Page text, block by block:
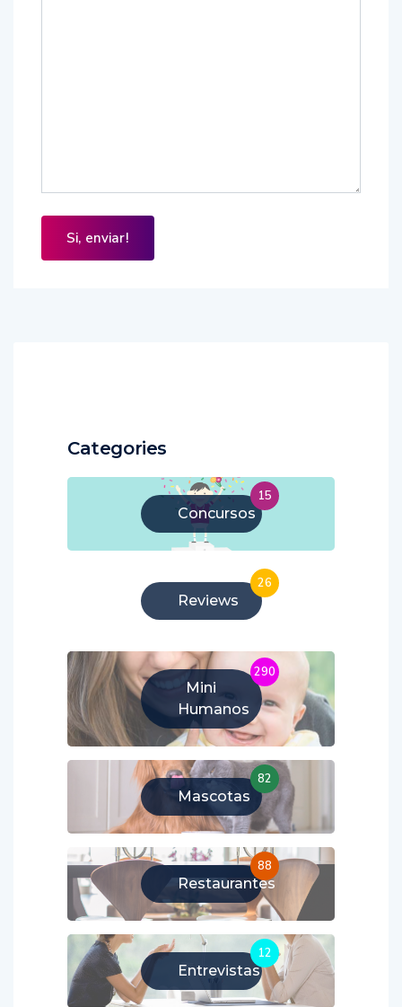
Categories
Concursos
15
Reviews
26
Mini
Humanos
290
Mascotas
82
Restaurantes
88
Entrevistas
12